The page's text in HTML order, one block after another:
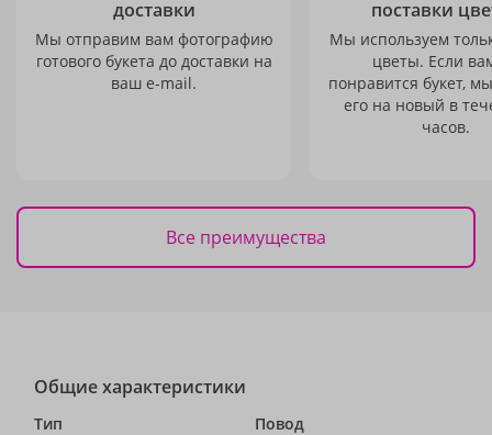
доставки
Мы отправим вам фотографию
готового букета до доставки на
ваш e-mail.
поставки
Мы используем
цветы. Если
понравится букет,
его на новый в
часов.
Все преимущества
Общие характеристики
Тип
Повод